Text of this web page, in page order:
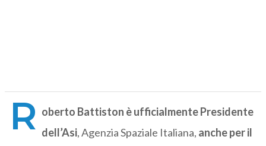
R oberto Battiston è ufficialmente Presidente
dell’Asi, Agenzia Spaziale Italiana, anche per il